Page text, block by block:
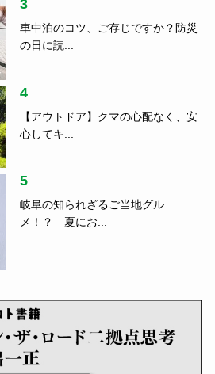
3
車中泊のコツ、ご存じですか？防災
の日に読...
4
【アウトドア】クマの心配なく、安
心してキ...
5
岐阜の知られざるご当地グル
メ！？ 夏にお...